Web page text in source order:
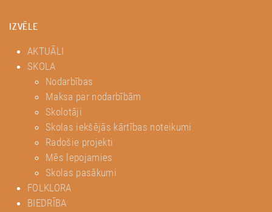
IZVĒLE
AKTUĀLI
SKOLA
Nodarbības
Maksa par nodarbībām
Skolotāji
Skolas iekšējās kārtības noteikumi
Radošie projekti
Mēs lepojamies
Skolas pasākumi
FOLKLORA
BIEDRĪBA